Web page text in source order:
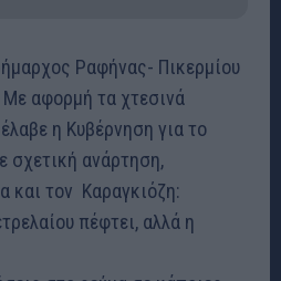
Ραφήνας- Πικερμίου
αφορμή τα χτεσινά
η Κυβέρνηση για το
σχετική ανάρτηση,
και τον Καραγκιόζη:
πέφτει, αλλά η